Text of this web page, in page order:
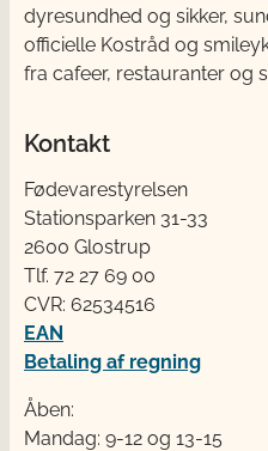
dyresundhed og sikker,
officielle Kostråd og
fra cafeer, restauranter og
Kontakt
Fødevarestyrelsen
Stationsparken 31-33
2600 Glostrup
Tlf. 72 2​​​7 69 00
CVR: 62534516
EAN
Betaling af regning
Åben:
Mandag: 9-12 og 13-15